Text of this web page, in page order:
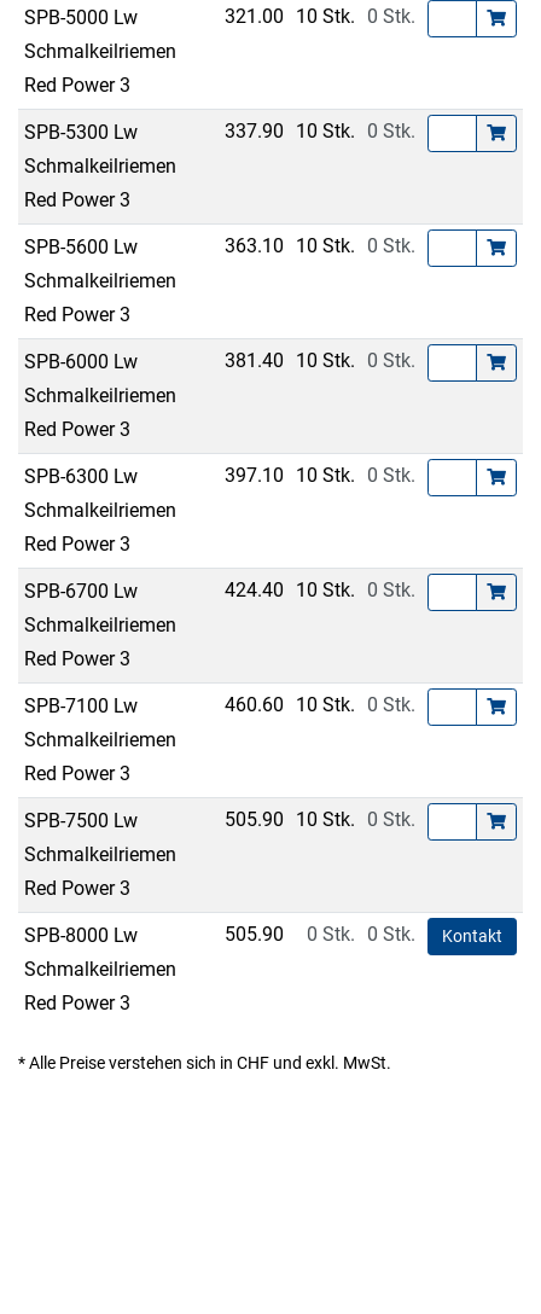
SPB-5000 Lw
Schmalkeilriemen
Red Power 3
321.00 10 Stk. 0 Stk.
SPB-5300 Lw
Schmalkeilriemen
Red Power 3
337.90 10 Stk. 0 Stk.
SPB-5600 Lw
Schmalkeilriemen
Red Power 3
363.10 10 Stk. 0 Stk.
SPB-6000 Lw
Schmalkeilriemen
Red Power 3
381.40 10 Stk. 0 Stk.
SPB-6300 Lw
Schmalkeilriemen
Red Power 3
397.10 10 Stk. 0 Stk.
SPB-6700 Lw
Schmalkeilriemen
Red Power 3
424.40 10 Stk. 0 Stk.
SPB-7100 Lw
Schmalkeilriemen
Red Power 3
460.60 10 Stk. 0 Stk.
SPB-7500 Lw
Schmalkeilriemen
Red Power 3
505.90 10 Stk. 0 Stk.
SPB-8000 Lw
Schmalkeilriemen
Red Power 3
505.90 0 Stk. 0 Stk. Kontakt
* Alle Preise verstehen sich in CHF und exkl. MwSt.